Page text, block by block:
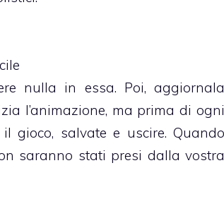
nulla in essa. Poi, aggiornala
l’animazione, ma prima di ogni
gioco, salvate e uscire. Quando
saranno stati presi dalla vostra